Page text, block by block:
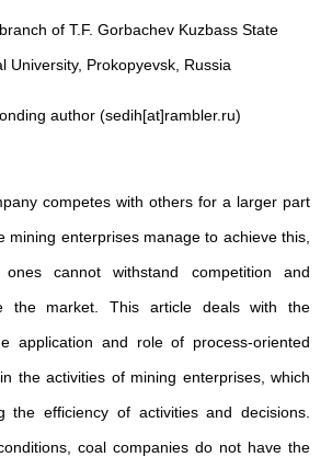
of T.F. Gorbachev Kuzbass State
University, Prokopyevsk, Russia
author (sedih[at]rambler.ru)
competes with others for a larger part
mining enterprises manage to achieve this,
cannot withstand competition and
the market. This article deals with the
application and role of process-oriented
the activities of mining enterprises, which
the efficiency of activities and decisions.
coal companies do not have the